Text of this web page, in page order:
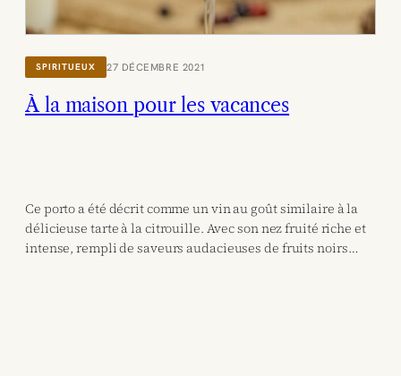
SPIRITUEUX 27 DÉCEMBRE 2021
À la maison pour les vacances
Ce porto a été décrit comme un vin au goût similaire à la
délicieuse tarte à la citrouille. Avec son nez fruité riche et
intense, rempli de saveurs audacieuses de fruits noirs…